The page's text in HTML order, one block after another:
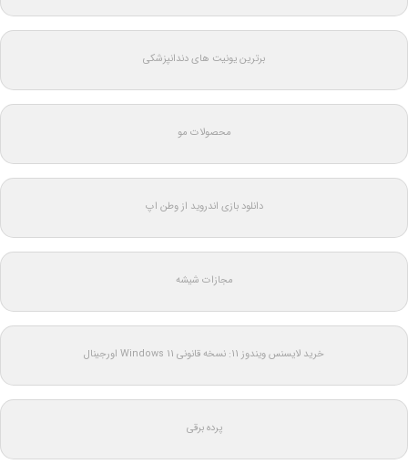
برترین یونیت های دندانپزشکی
محصولات مو
دانلود بازی اندروید از وطن اپ
مجازات شیشه
خرید لایسنس ویندوز 11: نسخه قانونی Windows 11 اورجینال
پرده برقی